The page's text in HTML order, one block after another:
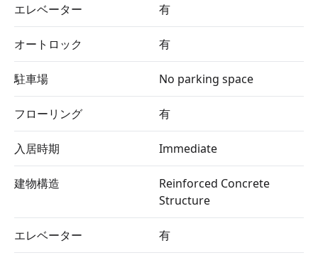
エレベーター 有
オートロック 有
駐車場 No parking space
フローリング 有
入居時期 Immediate
建物構造
Reinforced Concrete
Structure
エレベーター 有